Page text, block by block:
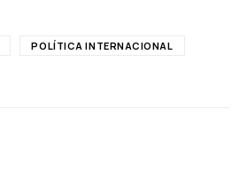
POLÍTICA INTERNACIONAL